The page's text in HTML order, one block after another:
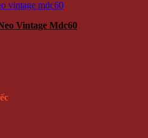
Vintage Mdc60